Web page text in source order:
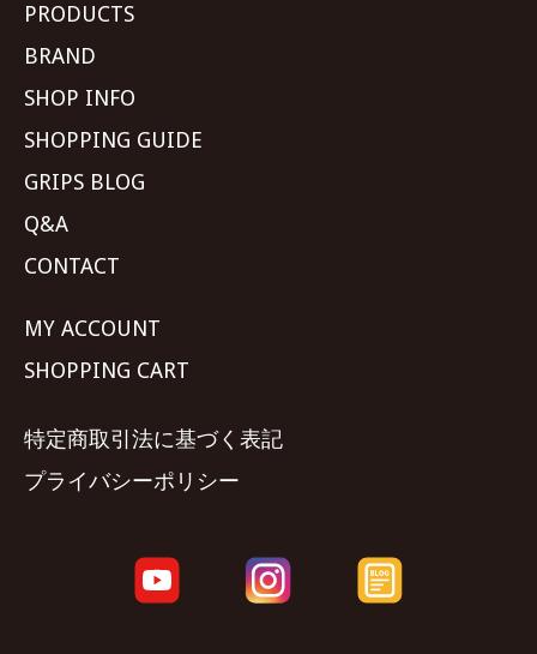
PRODUCTS
BRAND
SHOP INFO
SHOPPING GUIDE
GRIPS BLOG
Q&A
CONTACT
MY ACCOUNT
SHOPPING CART
特定商取引法に基づく表記
プライバシーポリシー